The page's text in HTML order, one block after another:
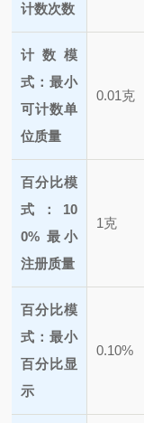
计数次数
计数模
式：最小
可计数单
位质量
0.01克
百分比模
式：10
0% 最小
注册质量
1克
百分比模
式：最小
百分比显
示
0.10%